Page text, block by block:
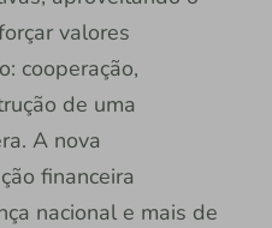
valores
cooperação,
de uma
A nova
financeira
nacional e mais de